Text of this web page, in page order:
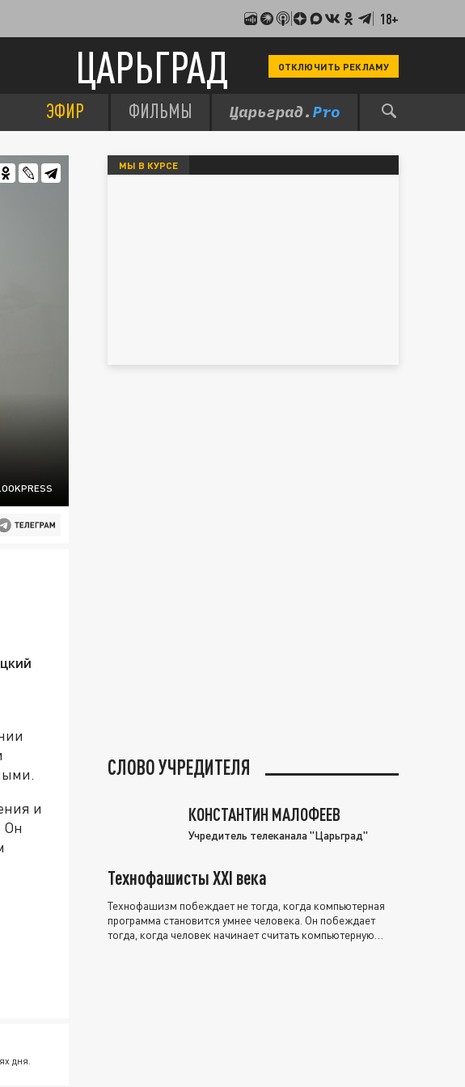
18+
ЦАРЬГРАД ОТКЛЮЧИТЬ РЕКЛАМУ
ЭФИР ФИЛЬМЫ
и
Он
дня.
МЫ В КУРСЕ
СЛОВО УЧРЕДИТЕЛЯ
КОНСТАНТИН МАЛОФЕЕВ
Учредитель телеканала "Царьград"
Технофашисты XXI века
Технофашизм побеждает не тогда, когда компьютерная
программа становится умнее человека. Он побеждает
тогда, когда человек начинает считать компьютерную